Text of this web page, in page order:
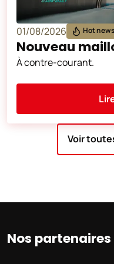
01/08/2026 Hot news
Nouveau
À contre-courant.
Voir
Nos partenaires